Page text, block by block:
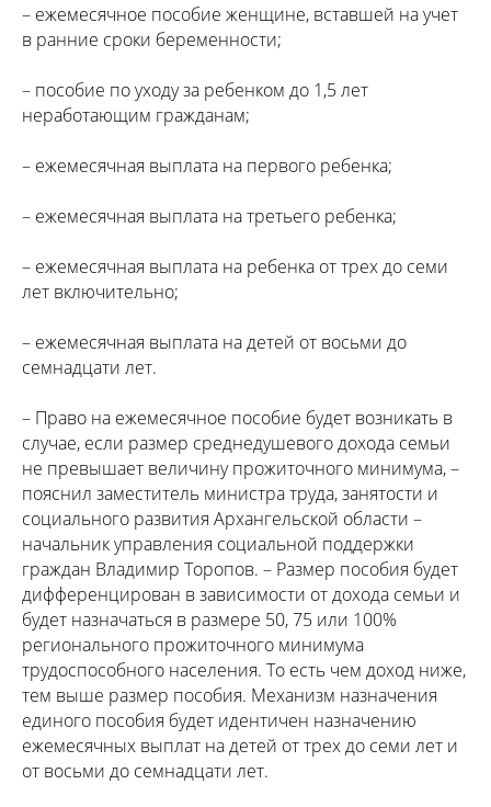
– ежемесячное пособие женщине, вставшей на учет
в ранние сроки беременности;
– пособие по уходу за ребенком до 1,5 лет
неработающим гражданам;
– ежемесячная выплата на первого ребенка;
– ежемесячная выплата на третьего ребенка;
– ежемесячная выплата на ребенка от трех до семи
лет включительно;
– ежемесячная выплата на детей от восьми до
семнадцати лет.
– Право на ежемесячное пособие будет возникать в
случае, если размер среднедушевого дохода семьи
не превышает величину прожиточного минимума, –
пояснил заместитель министра труда, занятости и
социального развития Архангельской области –
начальник управления социальной поддержки
граждан Владимир Торопов. – Размер пособия будет
дифференцирован в зависимости от дохода семьи и
будет назначаться в размере 50, 75 или 100%
регионального прожиточного минимума
трудоспособного населения. То есть чем доход ниже,
тем выше размер пособия. Механизм назначения
единого пособия будет идентичен назначению
ежемесячных выплат на детей от трех до семи лет и
от восьми до семнадцати лет.